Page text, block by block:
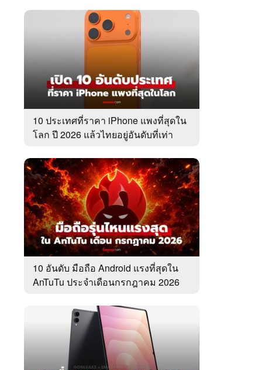
10 ประเทศที่ราคา iPhone แพงที่สุดใน
โลก ปี 2026 แล้วไทยอยู่อันดับที่เท่า
10 อันดับ มือถือ Android แรงที่สุดใน
AnTuTu ประจำเดือนกรกฎาคม 2026